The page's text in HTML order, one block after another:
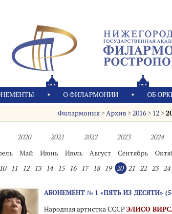
О ФИЛАРМОНИИ OБ
Филармония>Архив>2016> 12>
2020 2021 2022 2023 2024
Май Июнь Июль Август Сентябрь
10 11 12 13 14 15 16 17 18 19 20 21 22 23 24
АБОНЕМЕНТ № 1 «ПЯТЬ ИЗ ДЕСЯТИ»
Народная артистка СССРЭЛИСО